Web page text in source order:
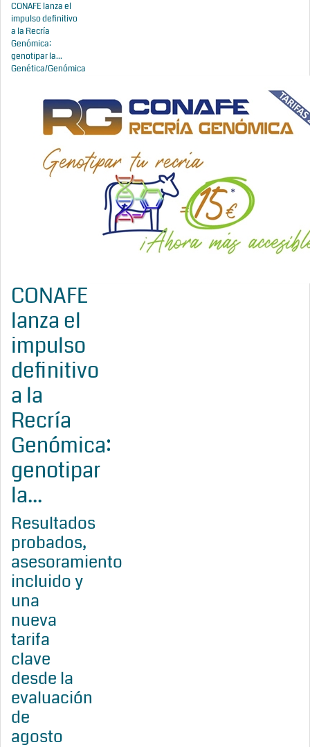
CONAFE lanza el
impulso definitivo
a la Recría
Genómica:
genotipar la...
Genética/Genómica
CONAFE
lanza el
impulso
definitivo
a la
Recría
Genómica:
genotipar
la...
Resultados
probados,
asesoramiento
incluido y
una
nueva
tarifa
clave
desde la
evaluación
de
agosto